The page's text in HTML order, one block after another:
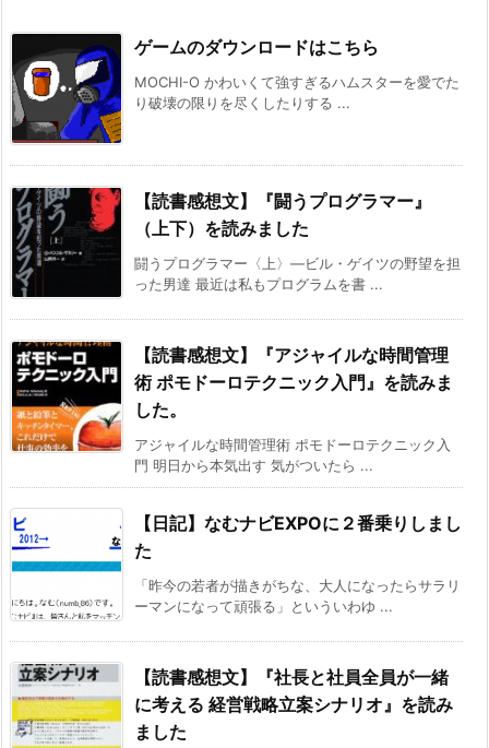
ゲームのダウンロードはこちら
MOCHI-O かわいくて強すぎるハムスターを愛でた
り破壊の限りを尽くしたりする ...
【読書感想文】『闘うプログラマー』
（上下）を読みました
闘うプログラマー〈上〉―ビル・ゲイツの野望を担
った男達 最近は私もプログラムを書 ...
【読書感想文】『アジャイルな時間管理
術 ポモドーロテクニック入門』を読みま
した。
アジャイルな時間管理術 ポモドーロテクニック入
門 明日から本気出す 気がついたら ...
【日記】なむナビEXPOに２番乗りしまし
た
「昨今の若者が描きがちな、大人になったらサラリ
ーマンになって頑張る」といういわゆ ...
【読書感想文】『社長と社員全員が一緒
に考える 経営戦略立案シナリオ』を読み
ました